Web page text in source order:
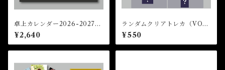
卓上カレンダー2026-2027★
2026FCM
¥2,640
ランダムクリアトレカ（VOL.
5)★2026FCM
¥550